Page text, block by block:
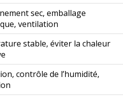
sec, emballage
ventilation
stable, éviter la chaleur
contrôle de l’humidité,